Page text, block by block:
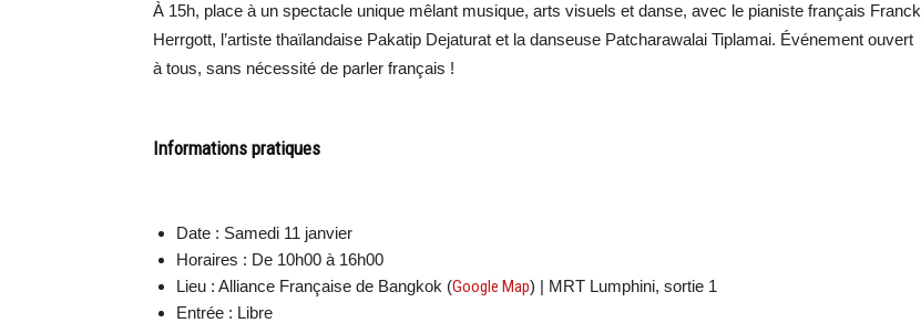
À 15h, place à un spectacle unique mêlant musique, arts visuels et danse, avec le pianiste français Franck
Herrgott, l’artiste thaïlandaise Pakatip Dejaturat et la danseuse Patcharawalai Tiplamai. Événement ouvert
à tous, sans nécessité de parler français !
Informations pratiques
Date : Samedi 11 janvier
Horaires : De 10h00 à 16h00
Lieu : Alliance Française de Bangkok (Google Map) | MRT Lumphini, sortie 1
Entrée : Libre